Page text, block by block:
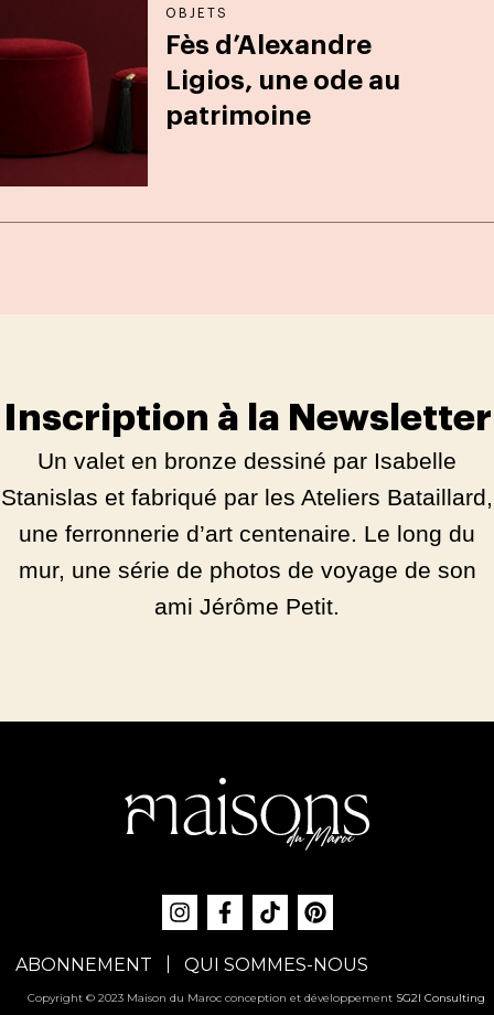
OBJETS
Fès d’Alexandre
Ligios, une ode au
patrimoine
Inscription à la Newsletter
Un valet en bronze dessiné par Isabelle
Stanislas et fabriqué par les Ateliers Bataillard,
une ferronnerie d’art centenaire. Le long du
mur, une série de photos de voyage de son
ami Jérôme Petit.
ABONNEMENT QUI SOMMES-NOUS
Copyright © 2023 Maison du Maroc conception et développement SG2I Consulting